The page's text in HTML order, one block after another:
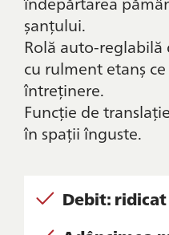
șanțului.
Rolă auto-
cu rulment etanș
întreținere.
Funcție de
în spații înguste.
Debit: